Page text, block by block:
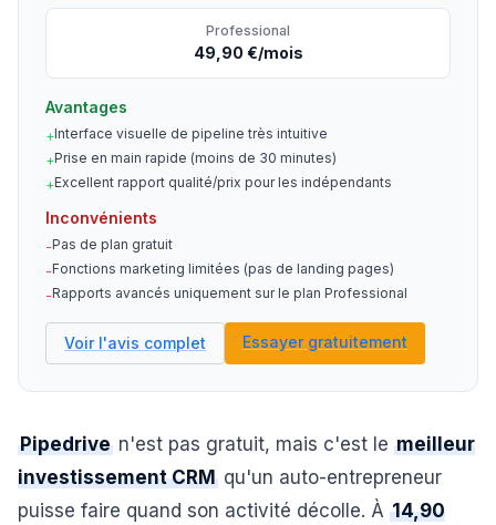
Professional
49,90 €/mois
Avantages
+Interface visuelle de pipeline très intuitive
+Prise en main rapide (moins de 30 minutes)
+Excellent rapport qualité/prix pour les indépendants
Inconvénients
-Pas de plan gratuit
-Fonctions marketing limitées (pas de landing pages)
-Rapports avancés uniquement sur le plan Professional
Voir l'avis complet Essayer gratuitement
Pipedrive n'est pas gratuit, mais c'est le meilleur
investissement CRM qu'un auto-entrepreneur
puisse faire quand son activité décolle. À 14,90